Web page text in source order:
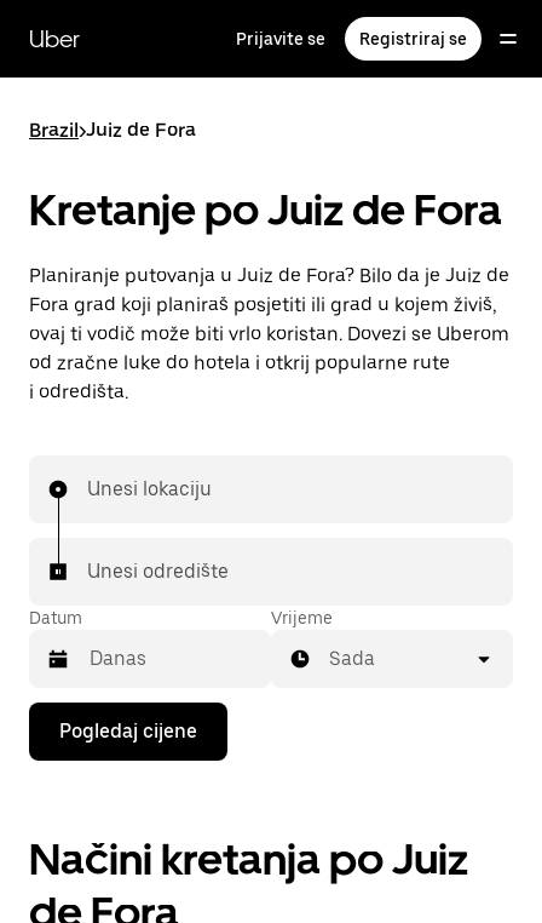
glavni
sadržaj
Uber Prijavite se Registriraj se
Brazil>Juiz de Fora
Kretanje po Juiz de Fora
Planiranje putovanja u Juiz de Fora? Bilo da je Juiz de
Fora grad koji planiraš posjetiti ili grad u kojem živiš,
ovaj ti vodič može biti vrlo koristan. Dovezi se Uberom
od zračne luke do hotela i otkrij popularne rute
i odredišta.
Unesi lokaciju
Unesi odredište
Datum
Pritisni
tipku
sa
za
interakciju
kalendarom
Vrijeme
Sada
Pogledaj cijene
Načini kretanja po Juiz